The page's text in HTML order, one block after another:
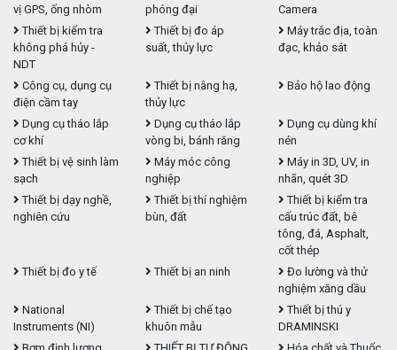
vị GPS, ống nhòm
phóng đại
Camera
Thiết bị kiểm tra
không phá hủy -
NDT
Thiết bị đo áp
suất, thủy lực
Máy trắc địa, toàn
đạc, khảo sát
Công cụ, dụng cụ
điện cầm tay
Thiết bị nâng hạ,
thủy lực
Bảo hộ lao động
Dụng cụ tháo lắp
cơ khí
Dụng cụ tháo lắp
vòng bi, bánh răng
Dụng cụ dùng khí
nén
Thiết bị vệ sinh làm
sạch
Máy móc công
nghiệp
Máy in 3D, UV, in
nhãn, quét 3D
Thiết bị dạy nghề,
nghiên cứu
Thiết bị thí nghiệm
bùn, đất
Thiết bị kiểm tra
cấu trúc đất, bê
tông, đá, Asphalt,
cốt thép
Thiết bị đo y tế
Thiết bị an ninh
Đo lường và thử
nghiệm xăng dầu
National
Instruments (NI)
Thiết bị chế tạo
khuôn mẫu
Thiết bị thú y
DRAMINSKI